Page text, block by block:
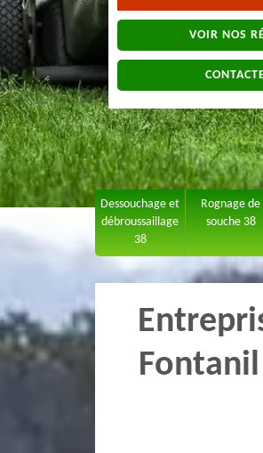
VOIR NOS
Dessouchage et
débroussaillage
38
Rognage de
souche 38